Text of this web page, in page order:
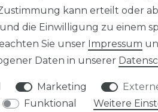
kann erteilt oder
die Einwilligung zu einem
Sie unser Impressum
Daten in unserer
Marketing
Funktional Weitere